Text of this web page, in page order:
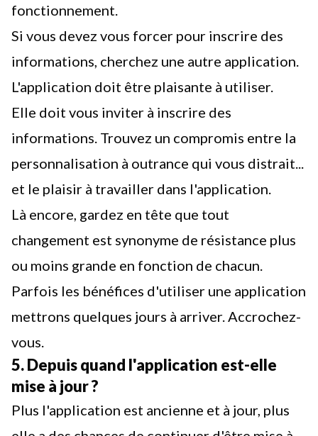
fonctionnement.
Si vous devez vous forcer pour inscrire des
informations, cherchez une autre application.
L'application doit être plaisante à utiliser.
Elle doit vous inviter à inscrire des
informations. Trouvez un compromis entre la
personnalisation à outrance qui vous distrait...
et le plaisir à travailler dans l'application.
Là encore, gardez en tête que tout
changement est synonyme de résistance plus
ou moins grande en fonction de chacun.
Parfois les bénéfices d'utiliser une application
mettrons quelques jours à arriver. Accrochez-
vous.
5. Depuis quand l'application est-elle
mise à jour ?
Plus l'application est ancienne et à jour, plus